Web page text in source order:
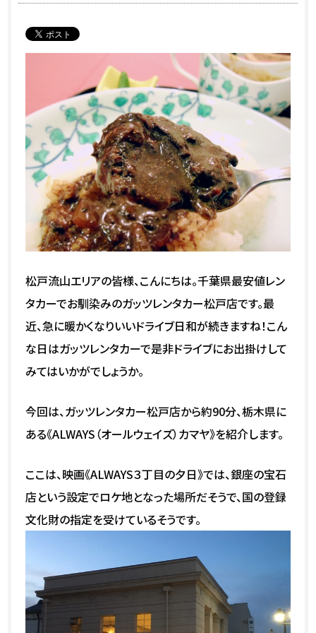
松戸流山エリアの皆様、こんにちは。千葉県最安値レン
タカーでお馴染みのガッツレンタカー松戸店です。最
近、急に暖かくなりいいドライブ日和が続きますね！こん
な日はガッツレンタカーで是非ドライブにお出掛けして
みてはいかがでしょうか。
今回は、ガッツレンタカー松戸店から約90分、栃木県に
ある《ALWAYS（オールウェイズ）カマヤ》を紹介します。
ここは、映画《ALWAYS３丁目の夕日》では、銀座の宝石
店という設定でロケ地となった場所だそうで、国の登録
文化財の指定を受けているそうです。